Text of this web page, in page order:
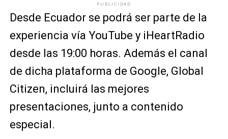
PUBLICIDAD
Desde Ecuador se podrá ser parte de la
experiencia vía YouTube y iHeartRadio
desde las 19:00 horas. Además el canal
de dicha plataforma de Google, Global
Citizen, incluirá las mejores
presentaciones, junto a contenido
especial.